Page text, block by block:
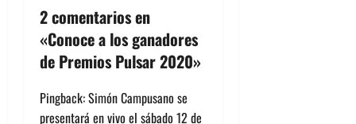
c
i
ó
2 comentarios en
«Conoce a los ganadores
de Premios Pulsar 2020»
Pingback:Simón Campusano se
presentará en vivo el sábado 12 de